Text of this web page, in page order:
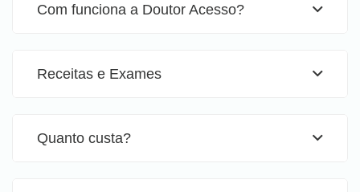
Com funciona a Doutor Acesso?
Receitas e Exames
Quanto custa?